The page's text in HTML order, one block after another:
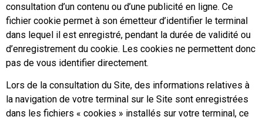
consultation d’un contenu ou d’une publicité en ligne. Ce
fichier cookie permet à son émetteur d’identifier le terminal
dans lequel il est enregistré, pendant la durée de validité ou
d’enregistrement du cookie. Les cookies ne permettent donc
pas de vous identifier directement.
Lors de la consultation du Site, des informations relatives à
la navigation de votre terminal sur le Site sont enregistrées
dans les fichiers « cookies » installés sur votre terminal, ce